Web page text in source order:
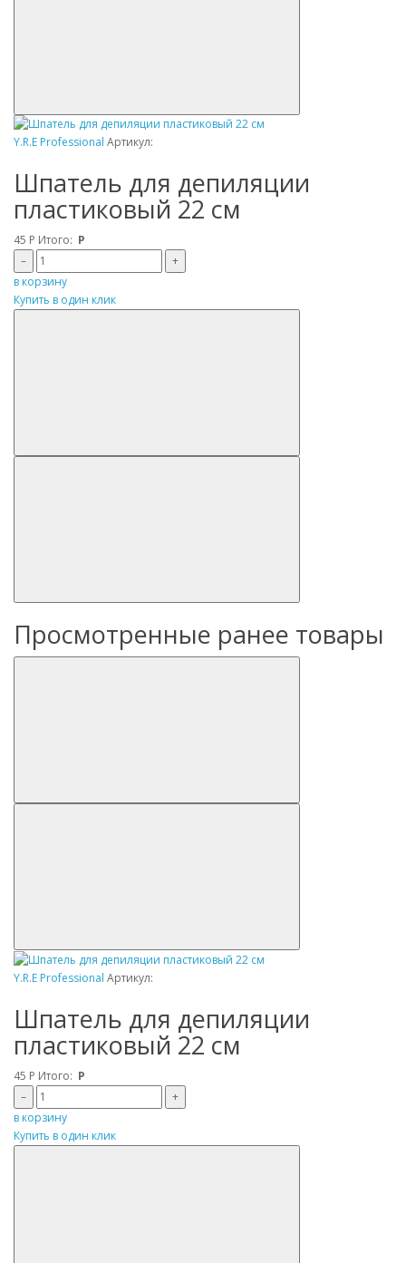
Y.R.E Professional Артикул:
Шпатель для депиляции
пластиковый 22 см
45 Р Итого: Р
–
+
в корзину
Купить в один клик
Просмотренные ранее товары
Y.R.E Professional Артикул:
Шпатель для депиляции
пластиковый 22 см
45 Р Итого: Р
–
+
в корзину
Купить в один клик